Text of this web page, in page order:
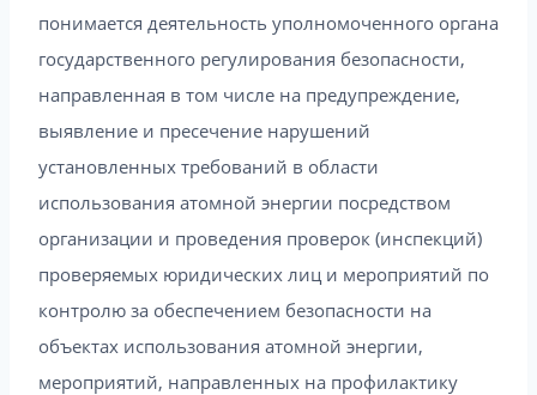
понимается деятельность уполномоченного органа
государственного регулирования безопасности,
направленная в том числе на предупреждение,
выявление и пресечение нарушений
установленных требований в области
использования атомной энергии посредством
организации и проведения проверок (инспекций)
проверяемых юридических лиц и мероприятий по
контролю за обеспечением безопасности на
объектах использования атомной энергии,
мероприятий, направленных на профилактику